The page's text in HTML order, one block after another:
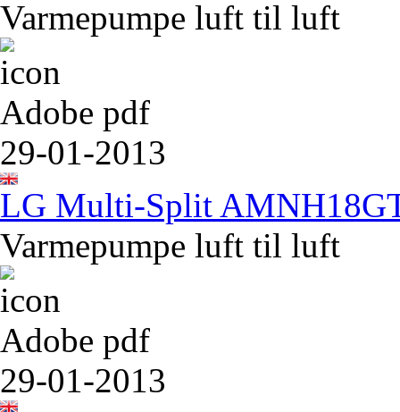
Varmepumpe luft til luft
Adobe pdf
29-01-2013
LG Multi-Split
Varmepumpe luft til luft
Adobe pdf
29-01-2013